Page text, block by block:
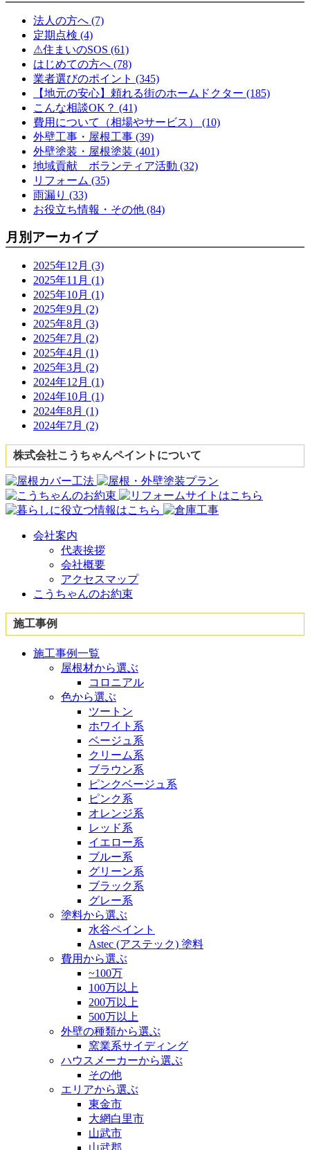
法人の方へ (7)
定期点検 (4)
⚠住まいのSOS (61)
はじめての方へ (78)
業者選びのポイント (345)
【地元の安心】頼れる街のホームドクター (185)
こんな相談OK？ (41)
費用について（相場やサービス） (10)
外壁工事・屋根工事 (39)
外壁塗装・屋根塗装 (401)
地域貢献 ボランティア活動 (32)
リフォーム (35)
雨漏り (33)
お役立ち情報・その他 (84)
月別アーカイブ
2025年12月 (3)
2025年11月 (1)
2025年10月 (1)
2025年9月 (2)
2025年8月 (3)
2025年7月 (2)
2025年4月 (1)
2025年3月 (2)
2024年12月 (1)
2024年10月 (1)
2024年8月 (1)
2024年7月 (2)
株式会社こうちゃんペイントについて
会社案内
代表挨拶
会社概要
アクセスマップ
こうちゃんのお約束
施工事例
施工事例一覧
屋根材から選ぶ
コロニアル
色から選ぶ
ツートン
ホワイト系
ベージュ系
クリーム系
ブラウン系
ピンクベージュ系
ピンク系
オレンジ系
レッド系
イエロー系
ブルー系
グリーン系
ブラック系
グレー系
塗料から選ぶ
水谷ペイント
Astec (アステック) 塗料
費用から選ぶ
~100万
100万以上
200万以上
500万以上
外壁の種類から選ぶ
窯業系サイディング
ハウスメーカーから選ぶ
その他
エリアから選ぶ
東金市
大網白里市
山武市
山武郡